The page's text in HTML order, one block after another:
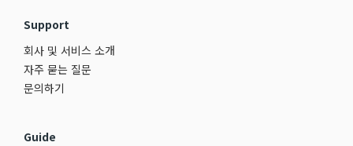
Support
회사 및 서비스 소개
자주 묻는 질문
문의하기
Guide